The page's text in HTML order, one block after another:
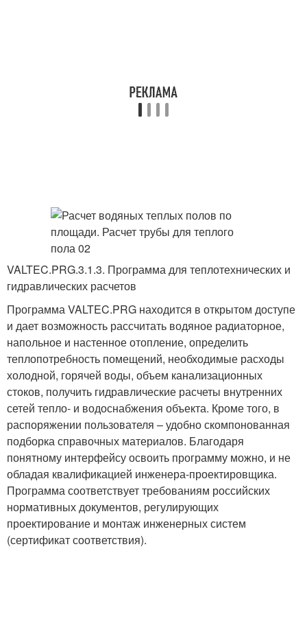
VALTEC.PRG.3.1.3. Программа для теплотехнических и
гидравлических расчетов
Программа VALTEC.PRG находится в открытом доступе
и дает возможность рассчитать водяное радиаторное,
напольное и настенное отопление, определить
теплопотребность помещений, необходимые расходы
холодной, горячей воды, объем канализационных
стоков, получить гидравлические расчеты внутренних
сетей тепло- и водоснабжения объекта. Кроме того, в
распоряжении пользователя – удобно скомпонованная
подборка справочных материалов. Благодаря
понятному интерфейсу освоить программу можно, и не
обладая квалификацией инженера-проектировщика.
Программа соответствует требованиям российских
нормативных документов, регулирующих
проектирование и монтаж инженерных систем
(сертификат соответствия).